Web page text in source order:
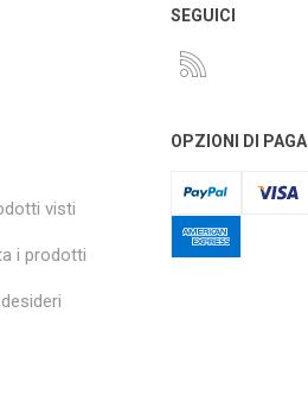
visti
i prodotti
SEGUICI
OPZIONI DI